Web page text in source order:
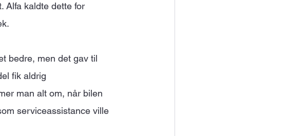
Alfa kaldte dette for
bedre, men det gav til
fik aldrig
man alt om, når bilen
serviceassistance ville